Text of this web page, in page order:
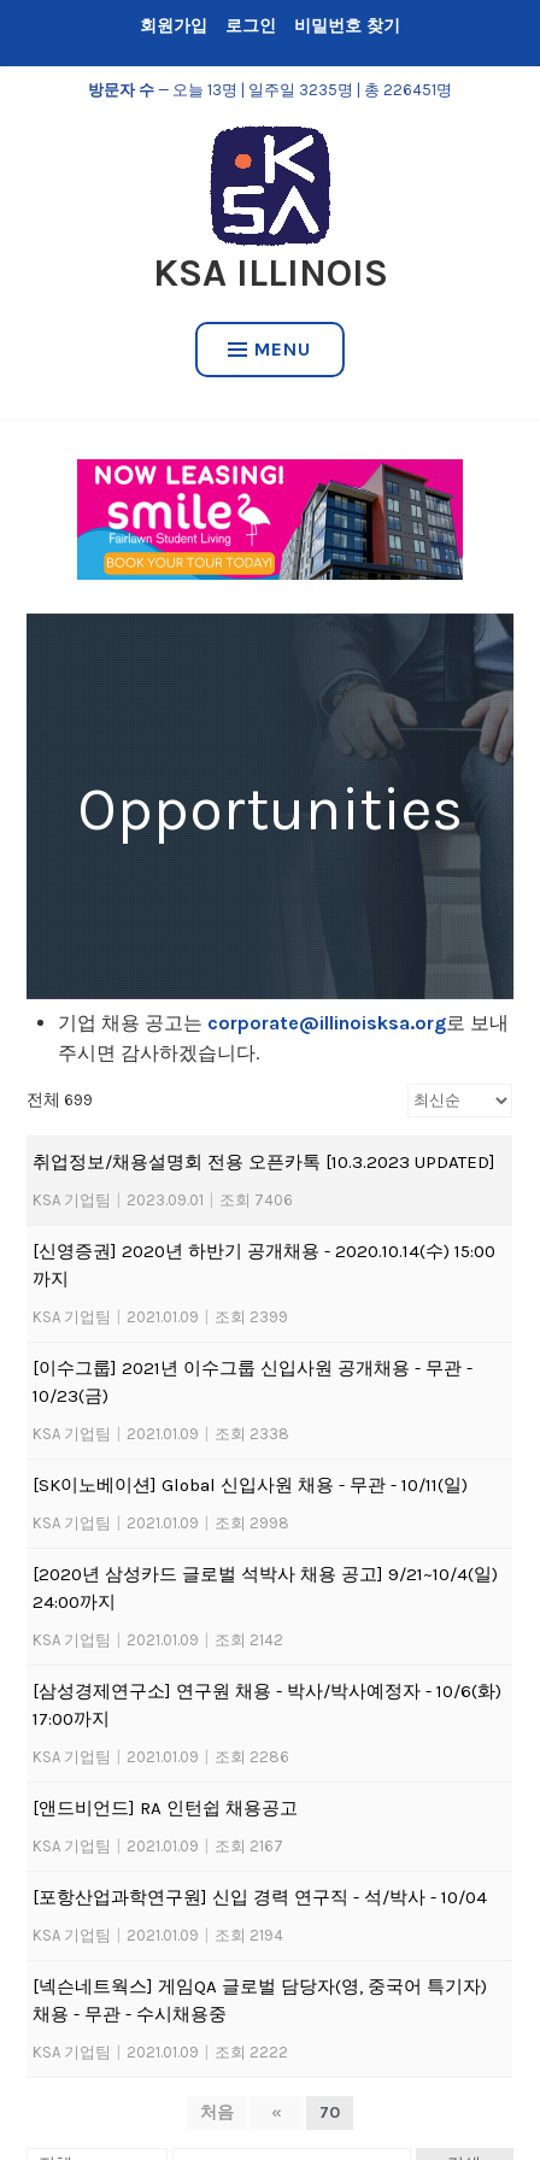
content
회원가입 로그인 비밀번호 찾기
방문자 수 — 오늘 13명 | 일주일 3235명 | 총 226451명
KSA ILLINOIS
MENU
Opportunities
기업 채용 공고는 corporate@illinoisksa.org로 보내
주시면 감사하겠습니다.
전체 699
취업정보/채용설명회 전용 오픈카톡 [10.3.2023 UPDATED]
KSA 기업팀 | 2023.09.01 | 조회 7406
[신영증권] 2020년 하반기 공개채용 - 2020.10.14(수) 15:00
까지
KSA 기업팀 | 2021.01.09 | 조회 2399
[이수그룹] 2021년 이수그룹 신입사원 공개채용 - 무관 -
10/23(금)
KSA 기업팀 | 2021.01.09 | 조회 2338
[SK이노베이션] Global 신입사원 채용 - 무관 - 10/11(일)
KSA 기업팀 | 2021.01.09 | 조회 2998
[2020년 삼성카드 글로벌 석박사 채용 공고] 9/21~10/4(일)
24:00까지
KSA 기업팀 | 2021.01.09 | 조회 2142
[삼성경제연구소] 연구원 채용 - 박사/박사예정자 - 10/6(화)
17:00까지
KSA 기업팀 | 2021.01.09 | 조회 2286
[앤드비언드] RA 인턴쉽 채용공고
KSA 기업팀 | 2021.01.09 | 조회 2167
[포항산업과학연구원] 신입 경력 연구직 - 석/박사 - 10/04
KSA 기업팀 | 2021.01.09 | 조회 2194
[넥슨네트웍스] 게임QA 글로벌 담당자(영, 중국어 특기자)
채용 - 무관 - 수시채용중
KSA 기업팀 | 2021.01.09 | 조회 2222
처음 « 70